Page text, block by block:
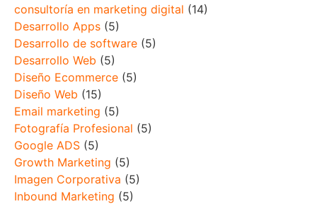
consultoría en marketing digital (14)
Desarrollo Apps (5)
Desarrollo de software (5)
Desarrollo Web (5)
Diseño Ecommerce (5)
Diseño Web (15)
Email marketing (5)
Fotografía Profesional (5)
Google ADS (5)
Growth Marketing (5)
Imagen Corporativa (5)
Inbound Marketing (5)